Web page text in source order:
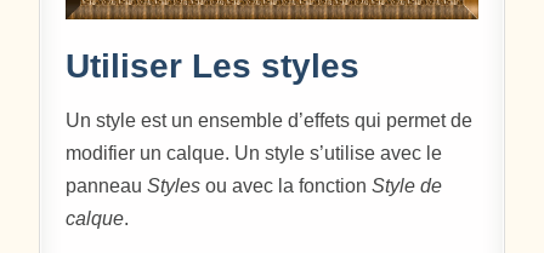
Utiliser Les styles
Un style est un ensemble d’effets qui permet de
modifier un calque. Un style s’utilise avec le
panneauStyles ou avec la fonctionStyle de
calque.